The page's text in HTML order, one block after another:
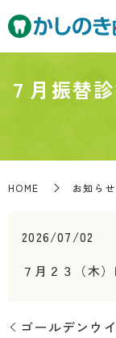
７月振替
HOME お知らせ
2026/07/02
７月２３（木
ゴールデンウ